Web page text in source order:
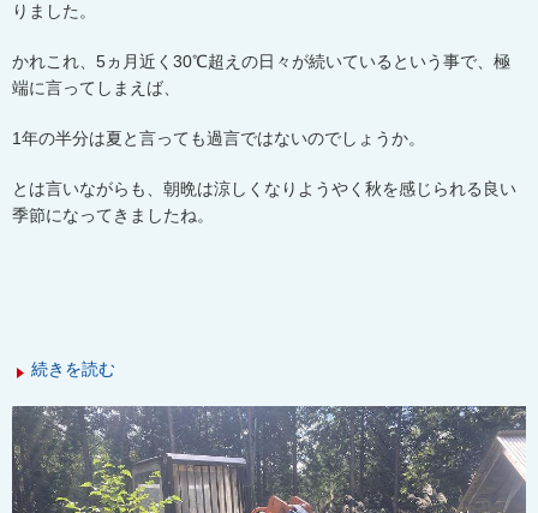
りました。
かれこれ、 5ヵ月近く 30℃超えの日々が続いているという事で、極
端に言ってしまえば、
1年の半分は夏と言っても過言ではないのでしょうか。
とは言いながらも、朝晩は涼しくなりようやく秋を感じられる良い
季節になってきましたね。
続きを読む